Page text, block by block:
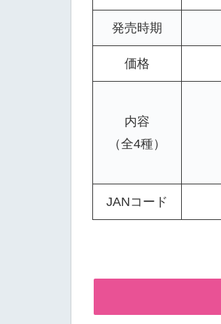
発売時期
価格
内容
（全4種）
JANコード